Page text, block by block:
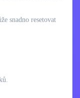
snadno resetovat